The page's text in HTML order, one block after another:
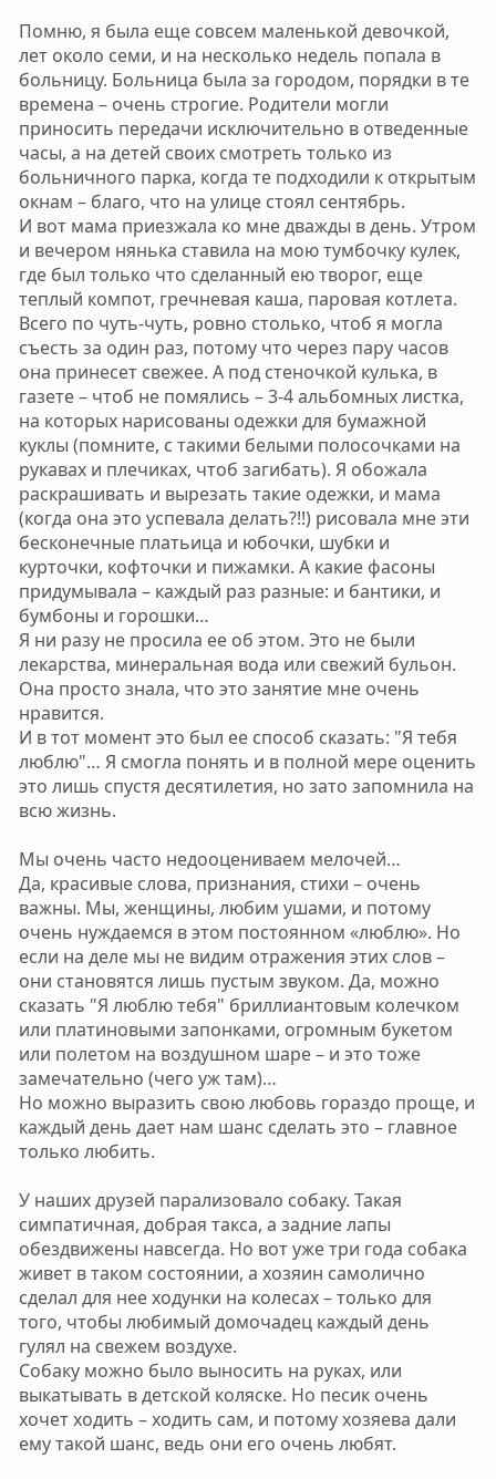
Помню, я была еще совсем маленькой девочкой,
лет около семи, и на несколько недель попала в
больницу. Больница была за городом, порядки в те
времена – очень строгие. Родители могли
приносить передачи исключительно в отведенные
часы, а на детей своих смотреть только из
больничного парка, когда те подходили к открытым
окнам – благо, что на улице стоял сентябрь.
И вот мама приезжала ко мне дважды в день. Утром
и вечером нянька ставила на мою тумбочку кулек,
где был только что сделанный ею творог, еще
теплый компот, гречневая каша, паровая котлета.
Всего по чуть-чуть, ровно столько, чтоб я могла
съесть за один раз, потому что через пару часов
она принесет свежее. А под стеночкой кулька, в
газете – чтоб не помялись – 3-4 альбомных листка,
на которых нарисованы одежки для бумажной
куклы (помните, с такими белыми полосочками на
рукавах и плечиках, чтоб загибать). Я обожала
раскрашивать и вырезать такие одежки, и мама
(когда она это успевала делать?!!) рисовала мне эти
бесконечные платьица и юбочки, шубки и
курточки, кофточки и пижамки. А какие фасоны
придумывала – каждый раз разные: и бантики, и
бумбоны и горошки…
Я ни разу не просила ее об этом. Это не были
лекарства, минеральная вода или свежий бульон.
Она просто знала, что это занятие мне очень
нравится.
И в тот момент это был ее способ сказать: "Я тебя
люблю"… Я смогла понять и в полной мере оценить
это лишь спустя десятилетия, но зато запомнила на
всю жизнь.
Мы очень часто недооцениваем мелочей…
Да, красивые слова, признания, стихи – очень
важны. Мы, женщины, любим ушами, и потому
очень нуждаемся в этом постоянном «люблю». Но
если на деле мы не видим отражения этих слов –
они становятся лишь пустым звуком. Да, можно
сказать "Я люблю тебя" бриллиантовым колечком
или платиновыми запонками, огромным букетом
или полетом на воздушном шаре – и это тоже
замечательно (чего уж там)…
Но можно выразить свою любовь гораздо проще, и
каждый день дает нам шанс сделать это – главное
только любить.
У наших друзей парализовало собаку. Такая
симпатичная, добрая такса, а задние лапы
обездвижены навсегда. Но вот уже три года собака
живет в таком состоянии, а хозяин самолично
сделал для нее ходунки на колесах – только для
того, чтобы любимый домочадец каждый день
гулял на свежем воздухе.
Собаку можно было выносить на руках, или
выкатывать в детской коляске. Но песик очень
хочет ходить – ходить сам, и потому хозяева дали
ему такой шанс, ведь они его очень любят.